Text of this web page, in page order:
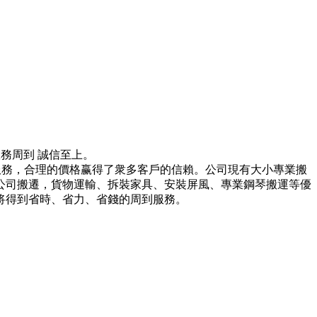
周到 誠信至上。
，合理的價格赢得了衆多客戶的信賴。公司現有大小專業搬
搬遷，貨物運輸、拆裝家具、安裝屏風、專業鋼琴搬運等優
到省時、省力、省錢的周到服務。